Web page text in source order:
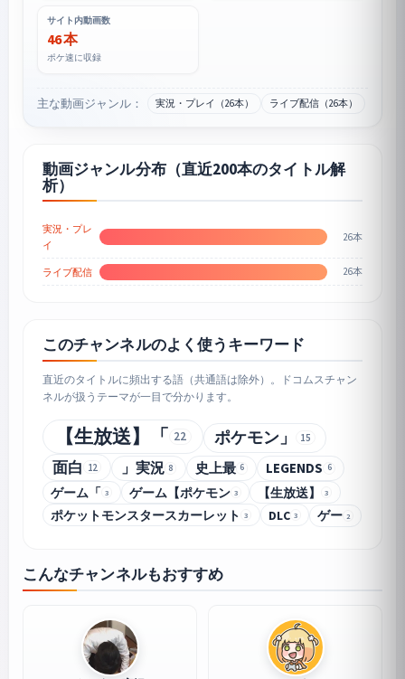
サイト内動画数
46 本
ポケ速に収録
主な動画ジャンル： 実況・プレイ（26本） ライブ配信（26本）
動画ジャンル分布（直近200本のタイトル解
析）
実況・プレ
イ
26本
ライブ配信 26本
このチャンネルのよく使うキーワード
直近のタイトルに頻出する語（共通語は除外）。ドコムスチャン
ネルが扱うテーマが一目で分かります。
【生放送】「 22 ポケモン」 15
面白 12 」実況 8 史上最 6 LEGENDS 6
ゲーム「 3 ゲーム【ポケモン 3 【生放送】 3
ポケットモンスタースカーレット 3 DLC 3 ゲー 2
こんなチャンネルもおすすめ